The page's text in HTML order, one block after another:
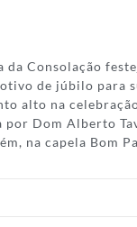
da Consolação
de júbilo para
alto na
por Dom Alberto
na capela Bom